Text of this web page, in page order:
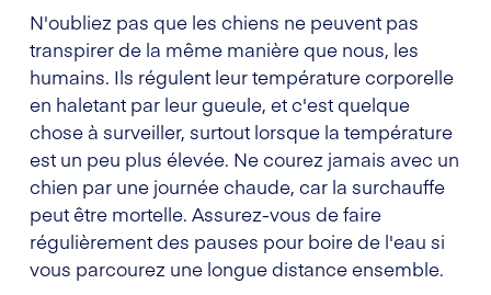
N'oubliez pas que les chiens ne peuvent pas
transpirer de la même manière que nous, les
humains. Ils régulent leur température corporelle
en haletant par leur gueule, et c'est quelque
chose à surveiller, surtout lorsque la température
est un peu plus élevée. Ne courez jamais avec un
chien par une journée chaude, car la surchauffe
peut être mortelle. Assurez-vous de faire
régulièrement des pauses pour boire de l'eau si
vous parcourez une longue distance ensemble.